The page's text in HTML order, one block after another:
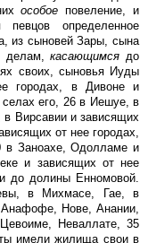
особое повеление, и
определенное
из сыновей Зары, сына
делам, касающимся до
своих, сыновья Иуды
городах, в Дивоне и
селах его, 26 в Иешуе, в
Вирсавии и зависящих
от нее городах,
Заноахе, Одолламе и
и зависящих от нее
до долины Енномовой.
в Михмасе, Гае, в
Нове, Анании,
Неваллате, 35
имели жилища свои в